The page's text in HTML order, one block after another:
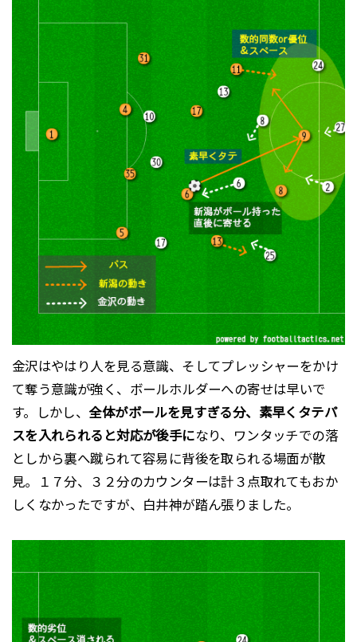
金沢はやはり人を見る意識、そしてプレッシャーをかけ
て奪う意識が強く、ボールホルダーへの寄せは早いで
す。しかし、 全体がボールを見すぎる分、素早くタテパ
スを入れられると対応が後手になり、ワンタッチでの落
としから裏へ蹴られて容易に背後を取られる場面が散
見。１７分、３２分のカウンターは計３点取れてもおか
しくなかったですが、白井神が踏ん張りました。